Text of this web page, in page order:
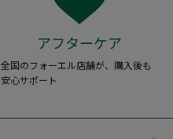
アフターケア
全国のフォーエル店舗が、購入後も
安心サポート